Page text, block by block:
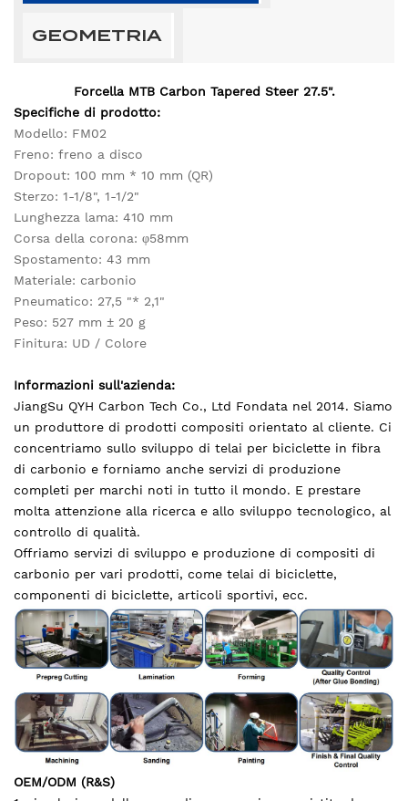
GEOMETRIA
Forcella MTB Carbon Tapered Steer 27.5".
Specifiche di prodotto:
Modello: FM02
Freno: freno a disco
Dropout: 100 mm * 10 mm (QR)
Sterzo: 1-1/8", 1-1/2"
Lunghezza lama: 410 mm
Corsa della corona: φ58mm
Spostamento: 43 mm
Materiale: carbonio
Pneumatico: 27,5 "* 2,1"
Peso: 527 mm ± 20 g
Finitura: UD / Colore
Informazioni sull'azienda:
JiangSu QYH Carbon Tech Co., Ltd Fondata nel 2014. Siamo
un produttore di prodotti compositi orientato al cliente. Ci
concentriamo sullo sviluppo di telai per biciclette in fibra
di carbonio e forniamo anche servizi di produzione
completi per marchi noti in tutto il mondo. E prestare
molta attenzione alla ricerca e allo sviluppo tecnologico, al
controllo di qualità.
Offriamo servizi di sviluppo e produzione di compositi di
carbonio per vari prodotti, come telai di biciclette,
componenti di biciclette, articoli sportivi, ecc.
OEM/ODM (R&S)